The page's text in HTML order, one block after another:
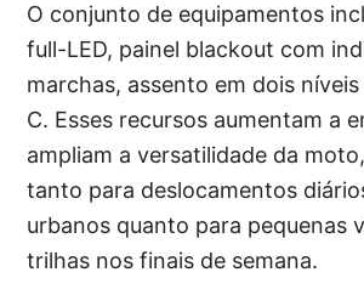
O conjunto de equipamentos
full-LED, painel blackout com
marchas, assento em dois
C. Esses recursos aumentam a
ampliam a versatilidade da
tanto para deslocamentos
urbanos quanto para pequenas
trilhas nos finais de semana.